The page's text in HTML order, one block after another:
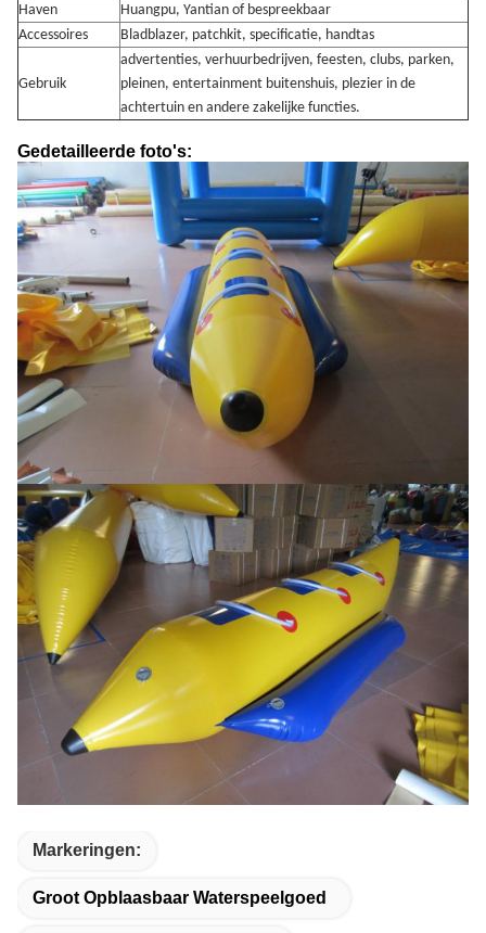
Haven
Huangpu, Yantian of bespreekbaar
Accessoires
Bladblazer, patchkit, specificatie, handtas
Gebruik
advertenties, verhuurbedrijven, feesten, clubs, parken,
pleinen, entertainment buitenshuis, plezier in de
achtertuin en andere zakelijke functies.
Gedetailleerde foto's:
Markeringen:
Groot Opblaasbaar Waterspeelgoed